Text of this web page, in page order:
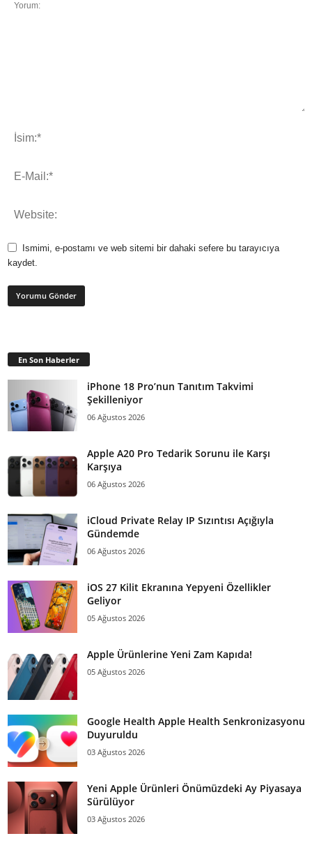
Ismimi, e-postamı ve web sitemi bir dahaki sefere bu tarayıcıya
kaydet.
En Son Haberler
iPhone 18 Pro’nun Tanıtım Takvimi
Şekilleniyor
06 Ağustos 2026
Apple A20 Pro Tedarik Sorunu ile Karşı
Karşıya
06 Ağustos 2026
iCloud Private Relay IP Sızıntısı Açığıyla
Gündemde
06 Ağustos 2026
iOS 27 Kilit Ekranına Yepyeni Özellikler
Geliyor
05 Ağustos 2026
Apple Ürünlerine Yeni Zam Kapıda!
05 Ağustos 2026
Google Health Apple Health Senkronizasyonu
Duyuruldu
03 Ağustos 2026
Yeni Apple Ürünleri Önümüzdeki Ay Piyasaya
Sürülüyor
03 Ağustos 2026